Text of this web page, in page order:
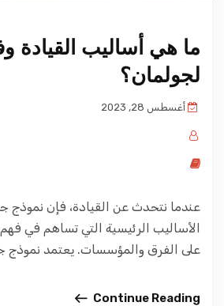
ما هي أساليب القيادة
لجولمان؟
أغسطس 28, 2023
عندما نتحدث عن القيادة، فإن نموذج
الأساليب الرئيسية التي تساهم في فهم
على الفرق والمؤسسات. يعتمد نموذج
Continue Reading